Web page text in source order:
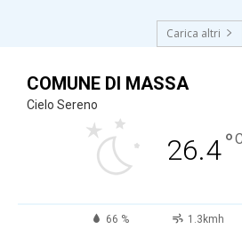
Carica altri
COMUNE DI MASSA
Cielo Sereno
26.4°
66 % 1.3kmh